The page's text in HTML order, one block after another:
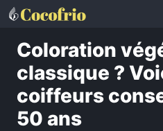
Aller
contenu
Coloration
classique ?
coiffeurs
50 ans